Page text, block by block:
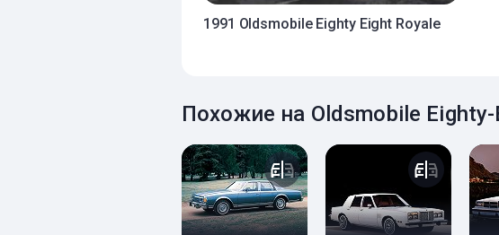
1991 Oldsmobile Eighty Eight Royale
Похожие на Oldsmobile